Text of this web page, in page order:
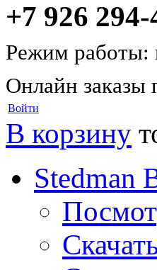
+7 926
Режим работы:
Онлайн заказы
Войти
В корзину
Stedman